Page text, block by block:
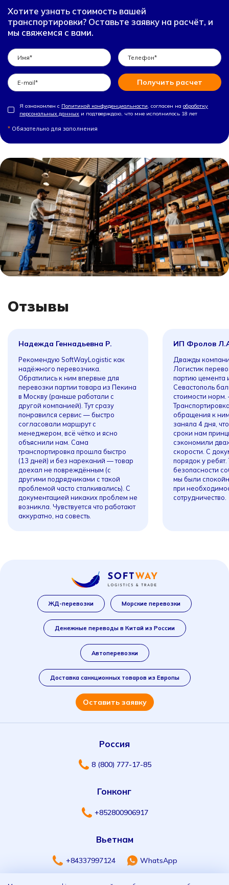
Хотите узнать стоимость вашей
транспортировки? Оставьте заявку на расчёт, и
мы свяжемся с вами.
Получить расчет
Я ознакомлен с Политикой конфиденциальности, согласен наобработку
персональных данных и подтверждаю, что мне исполнилось 18 лет
* Обязательно для заполнения
Отзывы
Надежда Геннадьевна Р.
Рекомендую SoftWayLogistic как
надёжного перевозчика.
Обратились к ним впервые для
перевозки партии товара из Пекина
в Москву (раньше работали с
другой компанией). Тут сразу
понравился сервис — быстро
согласовали маршрут с
менеджером, всё чётко и ясно
объяснили нам. Сама
транспортировка прошла быстро
(13 дней) и без нареканий — товар
доехал не повреждённым (с
другими подрядчиками с такой
проблемой часто сталкивались). С
документацией никаких проблем не
возникла. Чувствуется что работают
аккуратно, на совесть.
ИП Фролов
Дважды
Логистик
партию цемента
Севастополь
стоимости
обращения к
заняла 4 дня,
сроки нам
сэкономили
скорости. С
порядок у ребят.
безопасности
мы были
при
сотрудничество.
ЖД-перевозки Морские перевозки
Денежные переводы в Китай из России
Автоперевозки
Доставка санкционных товаров из Европы
Оставить заявку
Россия
8 (800) 777-17-85
Гонконг
+852800906917
Вьетнам
+84337997124 WhatsApp